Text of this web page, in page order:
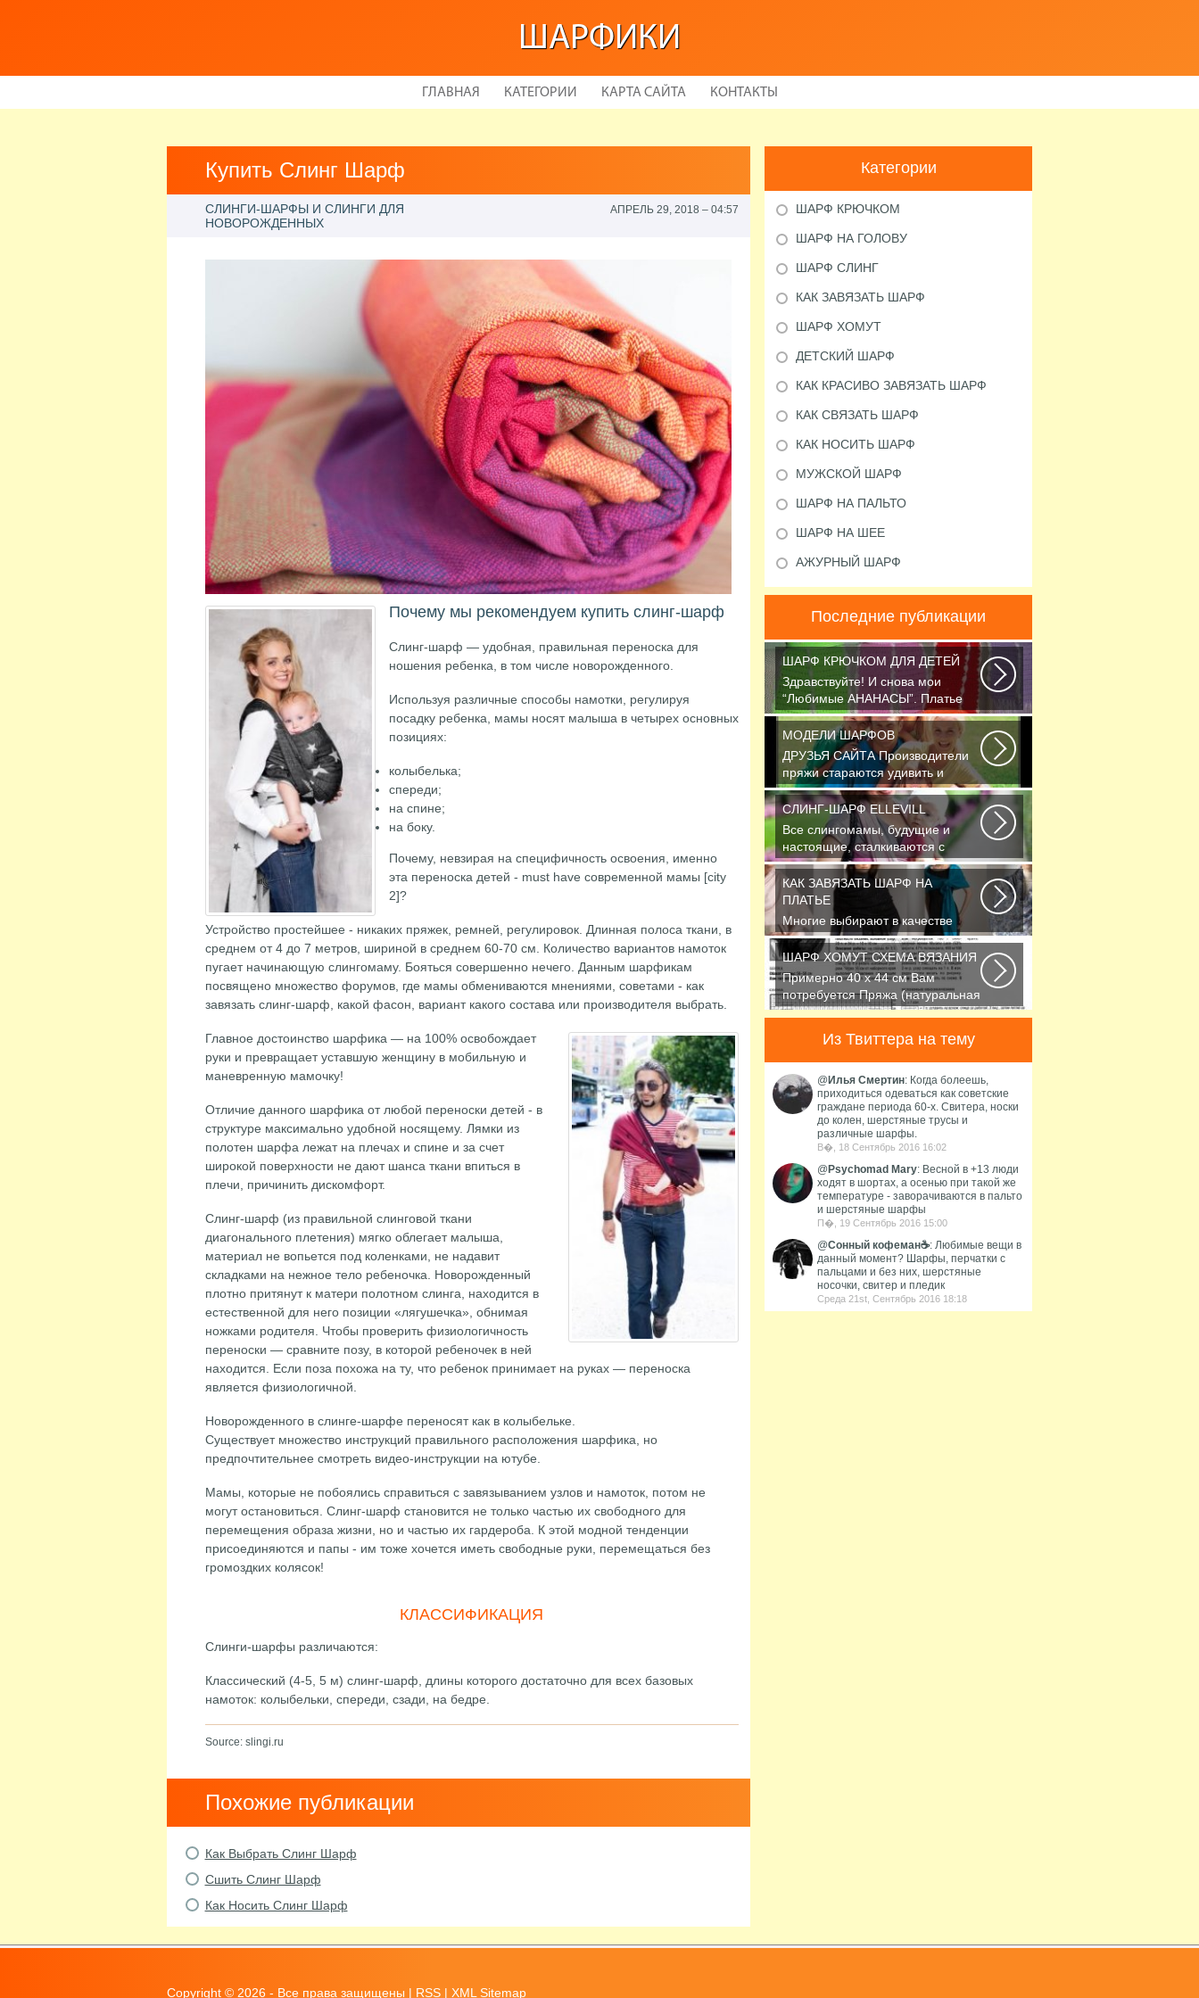
ШАРФИКИ
ГЛАВНАЯ КАТЕГОРИИ КАРТА САЙТА КОНТАКТЫ
Купить Слинг Шарф
СЛИНГИ-ШАРФЫ И СЛИНГИ ДЛЯ
НОВОРОЖДЕННЫХ
АПРЕЛЬ 29, 2018 – 04:57
Почему мы рекомендуем купить слинг-шарф
Слинг-шарф — удобная, правильная переноска для
ношения ребенка, в том числе новорожденного.
Используя различные способы намотки, регулируя
посадку ребенка, мамы носят малыша в четырех основных
позициях:
колыбелька;
спереди;
на спине;
на боку.
Почему, невзирая на специфичность освоения, именно
эта переноска детей - must have современной мамы [city
2]?
Устройство простейшее - никаких пряжек, ремней, регулировок. Длинная полоса ткани, в
среднем от 4 до 7 метров, шириной в среднем 60-70 см. Количество вариантов намоток
пугает начинающую слингомаму. Бояться совершенно нечего. Данным шарфикам
посвящено множество форумов, где мамы обмениваются мнениями, советами - как
завязать слинг-шарф, какой фасон, вариант какого состава или производителя выбрать.
Главное достоинство шарфика — на 100% освобождает
руки и превращает уставшую женщину в мобильную и
маневренную мамочку!
Отличие данного шарфика от любой переноски детей - в
структуре максимально удобной носящему. Лямки из
полотен шарфа лежат на плечах и спине и за счет
широкой поверхности не дают шанса ткани впиться в
плечи, причинить дискомфорт.
Слинг-шарф (из правильной слинговой ткани
диагонального плетения) мягко облегает малыша,
материал не вопьется под коленками, не надавит
складками на нежное тело ребеночка. Новорожденный
плотно притянут к матери полотном слинга, находится в
естественной для него позиции «лягушечка», обнимая
ножками родителя. Чтобы проверить физиологичность
переноски — сравните позу, в которой ребеночек в ней
находится. Если поза похожа на ту, что ребенок принимает на руках — переноска
является физиологичной.
Новорожденного в слинге-шарфе переносят как в колыбельке.
Существует множество инструкций правильного расположения шарфика, но
предпочтительнее смотреть видео-инструкции на ютубе.
Мамы, которые не побоялись справиться с завязыванием узлов и намоток, потом не
могут остановиться. Слинг-шарф становится не только частью их свободного для
перемещения образа жизни, но и частью их гардероба. К этой модной тенденции
присоединяются и папы - им тоже хочется иметь свободные руки, перемещаться без
громоздких колясок!
КЛАССИФИКАЦИЯ
Слинги-шарфы различаются:
Классический (4-5, 5 м) слинг-шарф, длины которого достаточно для всех базовых
намоток: колыбельки, спереди, сзади, на бедре.
Source: slingi.ru
Похожие публикации
Как Выбрать Слинг Шарф
Сшить Слинг Шарф
Как Носить Слинг Шарф
Категории
ШАРФ КРЮЧКОМ
ШАРФ НА ГОЛОВУ
ШАРФ СЛИНГ
КАК ЗАВЯЗАТЬ ШАРФ
ШАРФ ХОМУТ
ДЕТСКИЙ ШАРФ
КАК КРАСИВО ЗАВЯЗАТЬ ШАРФ
КАК СВЯЗАТЬ ШАРФ
КАК НОСИТЬ ШАРФ
МУЖСКОЙ ШАРФ
ШАРФ НА ПАЛЬТО
ШАРФ НА ШЕЕ
АЖУРНЫЙ ШАРФ
Последние публикации
ШАРФ КРЮЧКОМ ДЛЯ ДЕТЕЙ
Здравствуйте! И снова мои
“Любимые АНАНАСЫ”. Платье
связано крючком 1.75...
МОДЕЛИ ШАРФОВ
ДРУЗЬЯ САЙТА Производители
пряжи стараются удивить и
облегчить труд вязальщицам...
СЛИНГ-ШАРФ ELLEVILL
Все слингомамы, будущие и
настоящие, сталкиваются с
проблемой выбора слинга...
КАК ЗАВЯЗАТЬ ШАРФ НА
ПЛАТЬЕ
Многие выбирают в качестве
аксессуара красивый платок или
шарфик, однако...
ШАРФ ХОМУТ СХЕМА ВЯЗАНИЯ
Примерно 40 х 44 см Вам
потребуется Пряжа (натуральная
шерсть, альпака...
Из Твиттера на тему
@ Илья Смертин: Когда болеешь,
приходиться одеваться как советские
граждане периода 60-х. Свитера, носки
до колен, шерстяные трусы и
различные шарфы.
В�, 18 Сентябрь 2016 16:02
@ Psychomad Mary: Весной в +13 люди
ходят в шортах, а осенью при такой же
температуре - заворачиваются в пальто
и шерстяные шарфы
П�, 19 Сентябрь 2016 15:00
@Сонный кофеман☕️: Любимые вещи в
данный момент? Шарфы, перчатки с
пальцами и без них, шерстяные
носочки, свитер и пледик
Среда 21st, Сентябрь 2016 18:18
Copyright © 2026 - Все права защищены | RSS | XML Sitemap